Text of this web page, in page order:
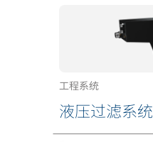
工程系统
液压过滤系统